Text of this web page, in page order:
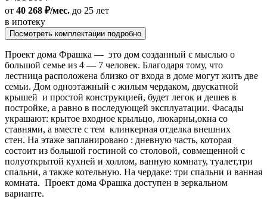
от 40 268 ₽/мес. до 25 лет
в ипотеку
Посмотреть комплектации подробно
Проект дома Фрашка — это дом созданный с мыслью о
большой семье из 4 — 7 человек. Благодаря тому, что
лестница расположена близко от входа в доме могут жить две
семьи. Дом одноэтажный с жилым чердаком, двускатной
крышей и простой конструкцией, будет легок и дешев в
постройке, а равно в последующей эксплуатации. Фасады
украшают: крытое входное крыльцо, люкарны,окна со
ставнями, а вместе с тем клинкерная отделка внешних
стен. На этаже запланировано : дневную часть, которая
состоит из большой гостиной со столовой, совмещенной с
полуоткрытой кухней и холлом, ванную комнату, туалет,три
спальни, а также котельную. На чердаке: три спальни и ванная
комната. Проект дома Фрашка доступен в зеркальном
варианте.